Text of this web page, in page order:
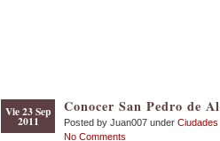
Vie 23 Sep
2011
Conocer San Pedro de
Posted by Juan007 under Ciudades
No Comments